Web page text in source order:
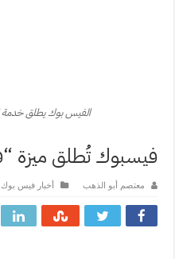
الفيس بوك يطلق خدمة
فيسبوك تُطلق ميزة
معتصم أبو الذهب أخبار فيس بوك